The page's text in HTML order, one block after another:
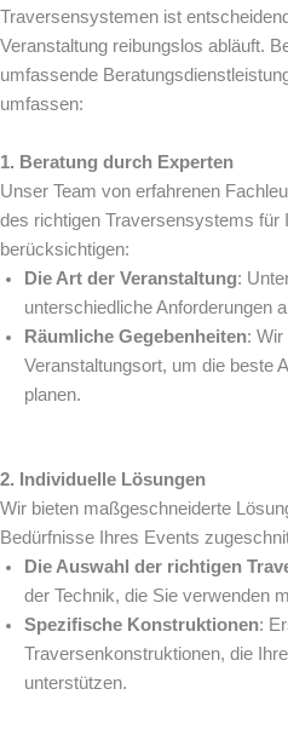
Traversensystemen ist
Veranstaltung reibungslos abläuft.
umfassende
umfassen:
1. Beratung durch Experten
Unser Team von erfahrenen
des richtigen Traversensystems für
berücksichtigen:
Die Art der Veranstaltung:
unterschiedliche Anforderungen
Räumliche Gegebenheiten: Wir
Veranstaltungsort, um die beste
planen.
2. Individuelle Lösungen
Wir bieten maßgeschneiderte
Bedürfnisse Ihres Events
Die Auswahl der richtigen
der Technik, die Sie verwenden
Spezifische Konstruktionen:
Traversenkonstruktionen, die
unterstützen.